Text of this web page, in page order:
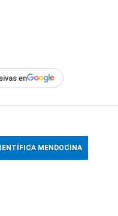
en
MENDOCINA